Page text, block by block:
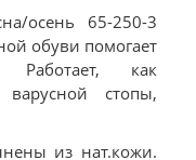
осень 65-250-3
обуви помогает
как
варусной стопы,
из нат.кожи.